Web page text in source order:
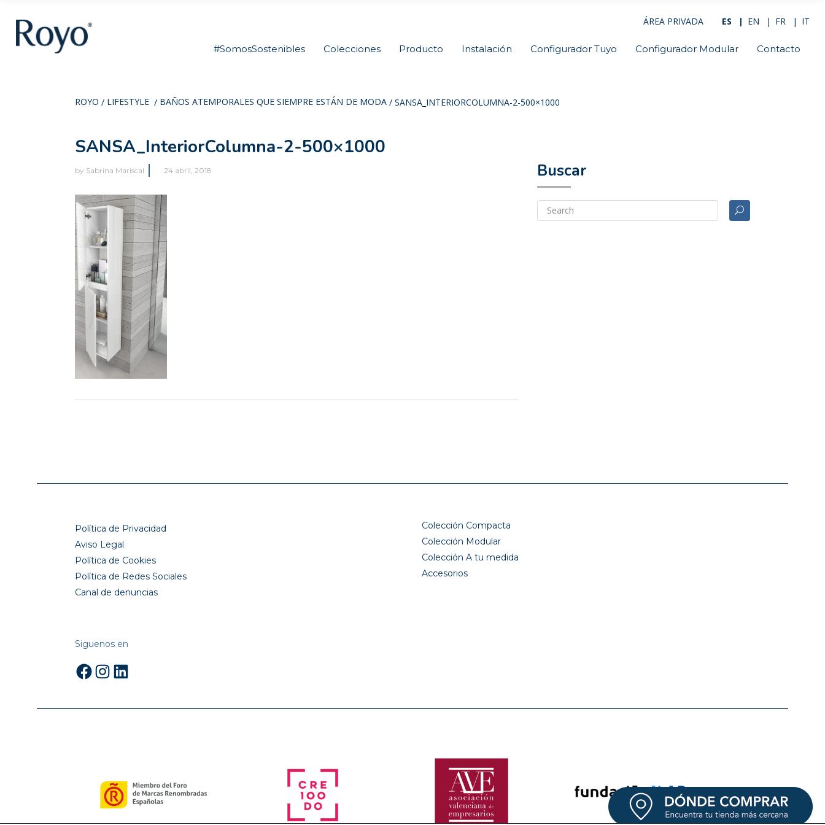
ÁREA PRIVADA ES EN FR IT
#SomosSostenibles Colecciones Producto Instalación Configurador Tuyo Configurador Modular Contacto
ROYO / LIFESTYLE / BAÑOS ATEMPORALES QUE SIEMPRE ESTÁN DE MODA / SANSA_INTERIORCOLUMNA-2-500×1000
SANSA_InteriorColumna-2-500×1000
by Sabrina Mariscal 24 abril, 2018 Buscar
Política de Privacidad
Aviso Legal
Política de Cookies
Política de Redes Sociales
Canal de denuncias
Siguenos en
Facebook
Instagram
LinkedIn
Colección Compacta
Colección Modular
Colección A tu medida
Accesorios